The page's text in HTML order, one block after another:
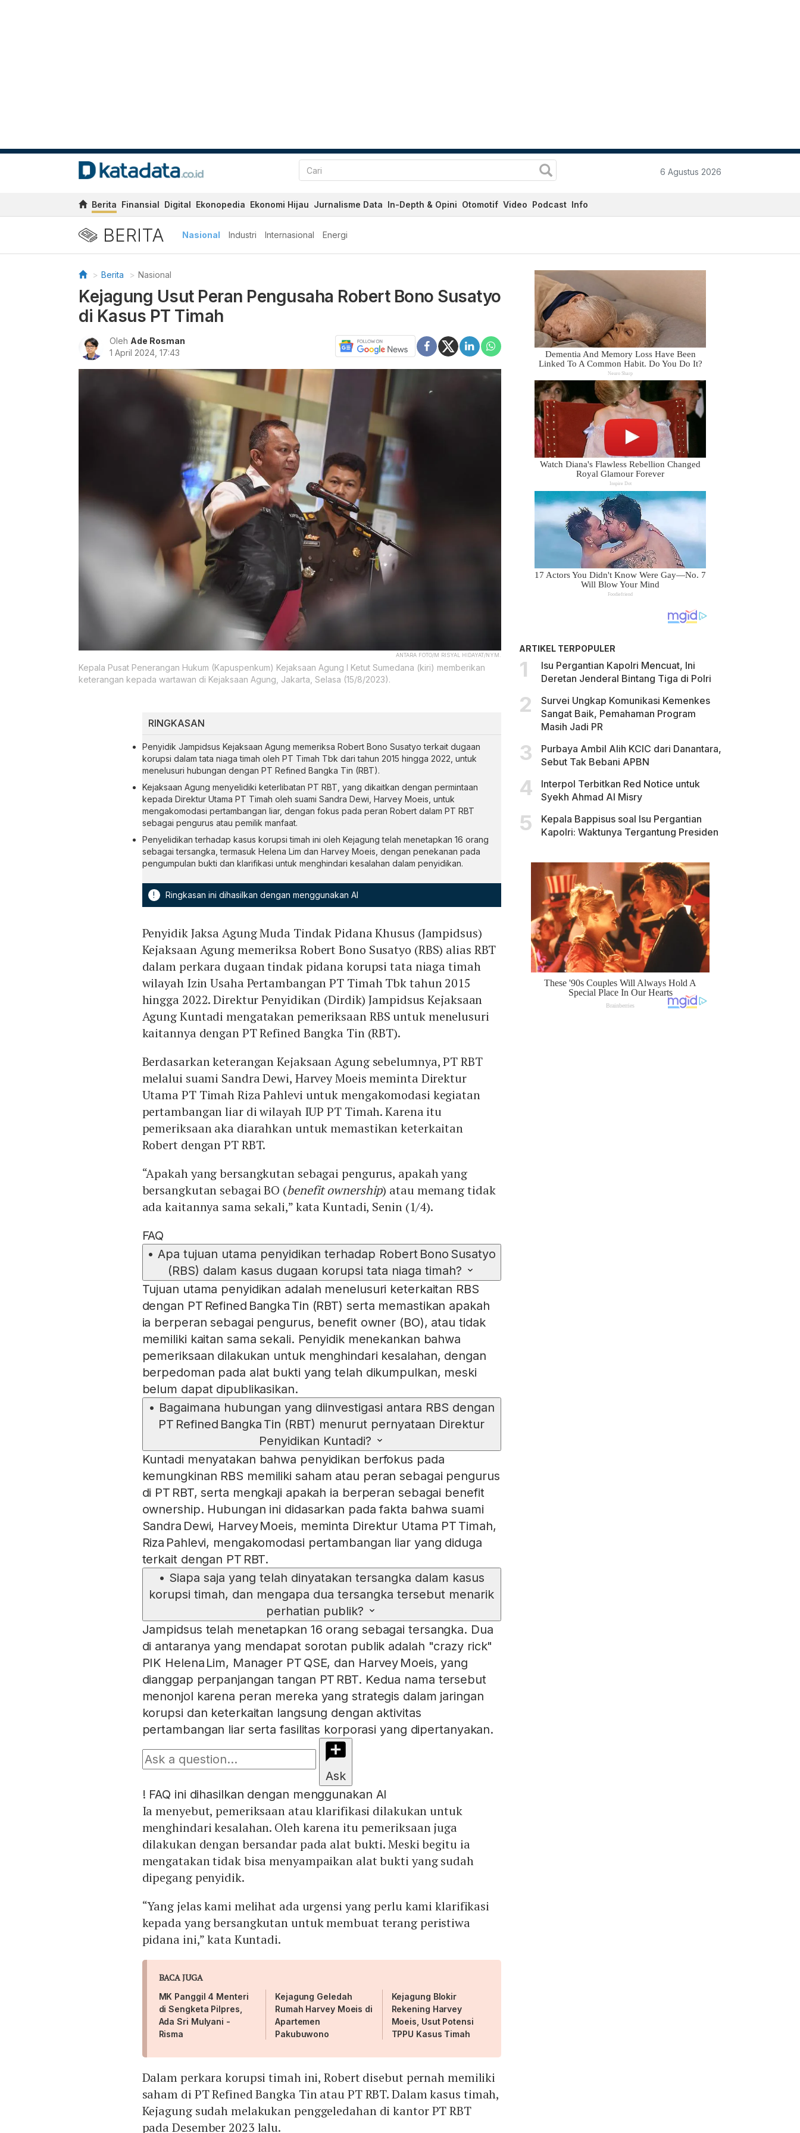
6 Agustus 2026
Berita Finansial Digital Ekonopedia Ekonomi Hijau Jurnalisme Data In-Depth & Opini Otomotif Video Podcast Info
BERITA Nasional Industri Internasional Energi
Berita Nasional
Kejagung Usut Peran Pengusaha Robert Bono Susatyo
di Kasus PT Timah
Oleh Ade Rosman
1 April 2024, 17:43
ANTARA FOTO/M RISYAL HIDAYAT/NYM.
Kepala Pusat Penerangan Hukum (Kapuspenkum) Kejaksaan Agung I Ketut Sumedana (kiri) memberikan
keterangan kepada wartawan di Kejaksaan Agung, Jakarta, Selasa (15/8/2023).
RINGKASAN
Penyidik Jampidsus Kejaksaan Agung memeriksa Robert Bono Susatyo terkait dugaan
korupsi dalam tata niaga timah oleh PT Timah Tbk dari tahun 2015 hingga 2022, untuk
menelusuri hubungan dengan PT Refined Bangka Tin (RBT).
Kejaksaan Agung menyelidiki keterlibatan PT RBT, yang dikaitkan dengan permintaan
kepada Direktur Utama PT Timah oleh suami Sandra Dewi, Harvey Moeis, untuk
mengakomodasi pertambangan liar, dengan fokus pada peran Robert dalam PT RBT
sebagai pengurus atau pemilik manfaat.
Penyelidikan terhadap kasus korupsi timah ini oleh Kejagung telah menetapkan 16 orang
sebagai tersangka, termasuk Helena Lim dan Harvey Moeis, dengan penekanan pada
pengumpulan bukti dan klarifikasi untuk menghindari kesalahan dalam penyidikan.
! Ringkasan ini dihasilkan dengan menggunakan AI
Penyidik Jaksa Agung Muda Tindak Pidana Khusus (Jampidsus)
Kejaksaan Agung memeriksa Robert Bono Susatyo (RBS) alias RBT
dalam perkara dugaan tindak pidana korupsi tata niaga timah
wilayah Izin Usaha Pertambangan PT Timah Tbk tahun 2015
hingga 2022. Direktur Penyidikan (Dirdik) Jampidsus Kejaksaan
Agung Kuntadi mengatakan pemeriksaan RBS untuk menelusuri
kaitannya dengan PT Refined Bangka Tin (RBT).
Berdasarkan keterangan Kejaksaan Agung sebelumnya, PT RBT
melalui suami Sandra Dewi, Harvey Moeis meminta Direktur
Utama PT Timah Riza Pahlevi untuk mengakomodasi kegiatan
pertambangan liar di wilayah IUP PT Timah. Karena itu
pemeriksaan aka diarahkan untuk memastikan keterkaitan
Robert dengan PT RBT.
“Apakah yang bersangkutan sebagai pengurus, apakah yang
bersangkutan sebagai BO (benefit ownership) atau memang tidak
ada kaitannya sama sekali,” kata Kuntadi, Senin (1/4).
FAQ
• Apa tujuan utama penyidikan terhadap Robert Bono Susatyo
(RBS) dalam kasus dugaan korupsi tata niaga timah?
Tujuan utama penyidikan adalah menelusuri keterkaitan RBS
dengan PT Refined Bangka Tin (RBT) serta memastikan apakah
ia berperan sebagai pengurus, benefit owner (BO), atau tidak
memiliki kaitan sama sekali. Penyidik menekankan bahwa
pemeriksaan dilakukan untuk menghindari kesalahan, dengan
berpedoman pada alat bukti yang telah dikumpulkan, meski
belum dapat dipublikasikan.
• Bagaimana hubungan yang diinvestigasi antara RBS dengan
PT Refined Bangka Tin (RBT) menurut pernyataan Direktur
Penyidikan Kuntadi?
Kuntadi menyatakan bahwa penyidikan berfokus pada
kemungkinan RBS memiliki saham atau peran sebagai pengurus
di PT RBT, serta mengkaji apakah ia berperan sebagai benefit
ownership. Hubungan ini didasarkan pada fakta bahwa suami
Sandra Dewi, Harvey Moeis, meminta Direktur Utama PT Timah,
Riza Pahlevi, mengakomodasi pertambangan liar yang diduga
terkait dengan PT RBT.
• Siapa saja yang telah dinyatakan tersangka dalam kasus
korupsi timah, dan mengapa dua tersangka tersebut menarik
perhatian publik?
Jampidsus telah menetapkan 16 orang sebagai tersangka. Dua
di antaranya yang mendapat sorotan publik adalah "crazy rick"
PIK Helena Lim, Manager PT QSE, dan Harvey Moeis, yang
dianggap perpanjangan tangan PT RBT. Kedua nama tersebut
menonjol karena peran mereka yang strategis dalam jaringan
korupsi dan keterkaitan langsung dengan aktivitas
pertambangan liar serta fasilitas korporasi yang dipertanyakan.
Ask
! FAQ ini dihasilkan dengan menggunakan AI
Ia menyebut, pemeriksaan atau klarifikasi dilakukan untuk
menghindari kesalahan. Oleh karena itu pemeriksaan juga
dilakukan dengan bersandar pada alat bukti. Meski begitu ia
mengatakan tidak bisa menyampaikan alat bukti yang sudah
dipegang penyidik.
“Yang jelas kami melihat ada urgensi yang perlu kami klarifikasi
kepada yang bersangkutan untuk membuat terang peristiwa
pidana ini,” kata Kuntadi.
BACA JUGA
MK Panggil 4 Menteri
di Sengketa Pilpres,
Ada Sri Mulyani -
Risma
Kejagung Geledah
Rumah Harvey Moeis di
Apartemen
Pakubuwono
Kejagung Blokir
Rekening Harvey
Moeis, Usut Potensi
TPPU Kasus Timah
Dalam perkara korupsi timah ini, Robert disebut pernah memiliki
saham di PT Refined Bangka Tin atau PT RBT. Dalam kasus timah,
Kejagung sudah melakukan penggeledahan di kantor PT RBT
pada Desember 2023 lalu.
ARTIKEL TERPOPULER
Isu Pergantian Kapolri Mencuat, Ini
Deretan Jenderal Bintang Tiga di Polri
Survei Ungkap Komunikasi Kemenkes
Sangat Baik, Pemahaman Program
Masih Jadi PR
Purbaya Ambil Alih KCIC dari Danantara,
Sebut Tak Bebani APBN
Interpol Terbitkan Red Notice untuk
Syekh Ahmad Al Misry
Kepala Bappisus soal Isu Pergantian
Kapolri: Waktunya Tergantung Presiden